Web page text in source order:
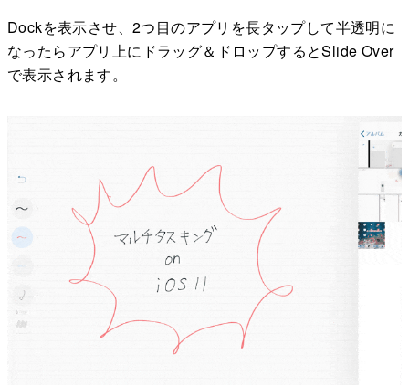
Dockを表示させ、2つ目のアプリを長タップして半透明に
なったらアプリ上にドラッグ＆ドロップするとSlide Over
で表示されます。